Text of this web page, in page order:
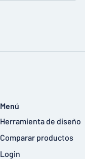
Menú
Herramienta de diseño
Comparar productos
Login